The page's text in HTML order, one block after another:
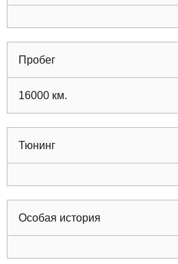
Пробег
16000 км.
Тюнинг
Особая история